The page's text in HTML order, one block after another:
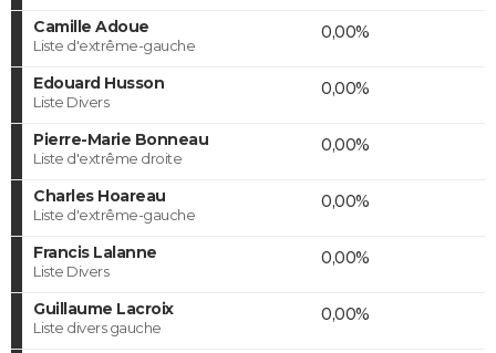
Camille Adoue
Liste d'extrême-gauche
0,00%
Edouard Husson
Liste Divers
0,00%
Pierre-Marie Bonneau
Liste d'extrême droite
0,00%
Charles Hoareau
Liste d'extrême-gauche
0,00%
Francis Lalanne
Liste Divers
0,00%
Guillaume Lacroix
Liste divers gauche
0,00%